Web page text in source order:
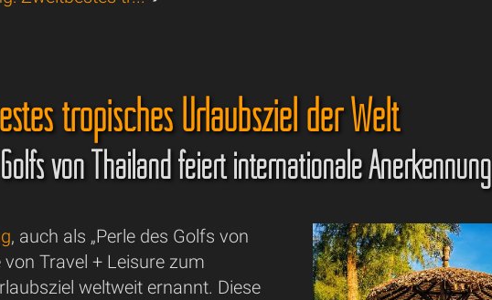
tropisches Urlaubsziel der Welt
von Thailand feiert internationale Anerkennung
, auch als „Perle des Golfs von
Travel + Leisure zum
weltweit ernannt. Diese